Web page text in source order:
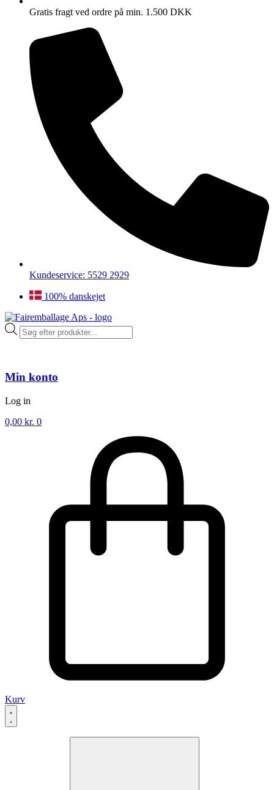
Gratis fragt ved ordre på min. 1.500 DKK
Kundeservice: 5529 2929
100% danskejet
Products
search
Min konto
Log in
0,00 kr. 0
Kurv